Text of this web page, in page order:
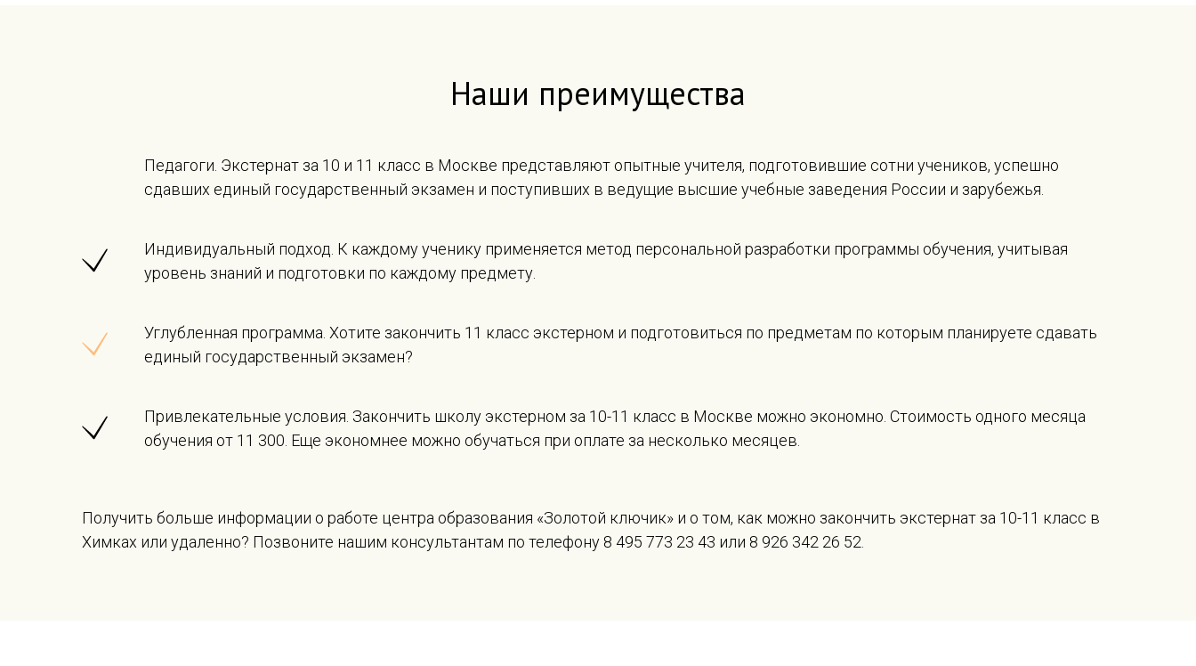
Наши преимущества
Педагоги. Экстернат за 10 и 11 класс в Москве представляют опытные учителя, подготовившие сотни учеников, успешно
сдавших единый государственный экзамен и поступивших в ведущие высшие учебные заведения России и зарубежья.
Индивидуальный подход. К каждому ученику применяется метод персональной разработки программы обучения, учитывая
уровень знаний и подготовки по каждому предмету.
Углубленная программа. Хотите закончить 11 класс экстерном и подготовиться по предметам по которым планируете сдавать
единый государственный экзамен?
Привлекательные условия. Закончить школу экстерном за 10-11 класс в Москве можно экономно. Стоимость одного месяца
обучения от 11 300. Еще экономнее можно обучаться при оплате за несколько месяцев.
Получить больше информации о работе центра образования «Золотой ключик» и о том, как можно закончить экстернат за 10-11 класс в
Химках или удаленно? Позвоните нашим консультантам по телефону 8 495 773 23 43 или 8 926 342 26 52.